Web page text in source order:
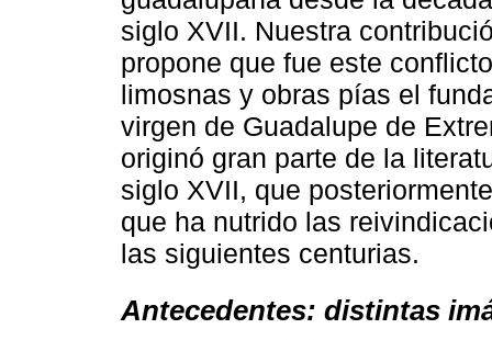
siglo XVII. Nuestra
propone que fue este
limosnas y obras pías el
virgen de Guadalupe de
originó gran parte de la
siglo XVII, que
que ha nutrido las
las siguientes centurias.
Antecedentes: distintas